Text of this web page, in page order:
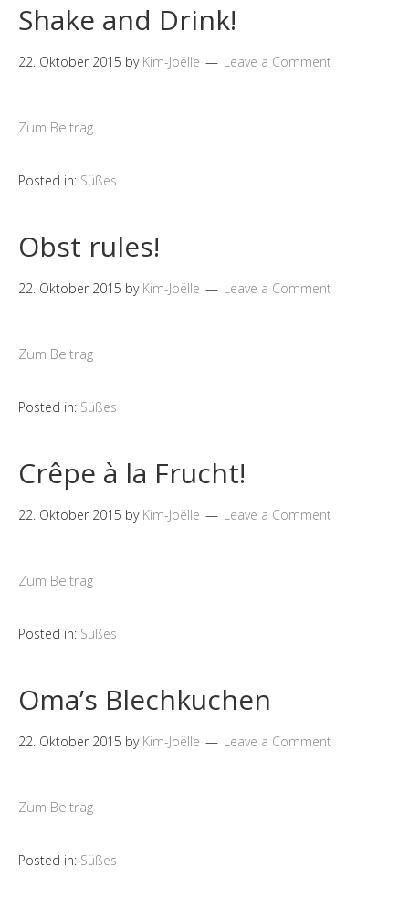
Shake and Drink!
22. Oktober 2015 by Kim-Joëlle Leave a Comment
Zum Beitrag
Posted in: Süßes
Obst rules!
22. Oktober 2015 by Kim-Joëlle Leave a Comment
Zum Beitrag
Posted in: Süßes
Crêpe à la Frucht!
22. Oktober 2015 by Kim-Joëlle Leave a Comment
Zum Beitrag
Posted in: Süßes
Oma’s Blechkuchen
22. Oktober 2015 by Kim-Joëlle Leave a Comment
Zum Beitrag
Posted in: Süßes